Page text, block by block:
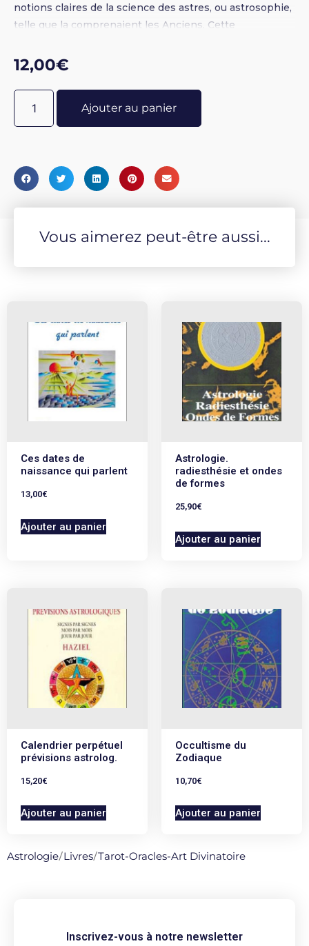
notions claires de la science des astres, ou astrosophie,
telle que la comprenaient les Anciens. Cette
travaux des astrologues contemporains, qui négligent
souvent de rappeler des données élémentaires qu’ils
supposent connues de tous les lecteurs. Voilà pourquoi
Papus écrivit ce court ouvrage incontournable : afin de
permettre aux débutants comme à tous les chercheurs
d’acquérir rapidement les notions nécessaires (ou plus
l’ésotérisme
12,00€
Ajouter au panier
Vous aimerez peut-être aussi...
Ces dates de
naissance qui parlent
13,00€
Ajouter au panier
Astrologie.
radiesthésie et ondes
de formes
25,90€
Ajouter au panier
Calendrier perpétuel
prévisions astrolog.
15,20€
Ajouter au panier
Occultisme du
Zodiaque
10,70€
Ajouter au panier
Astrologie/Livres/Tarot-Oracles-Art Divinatoire
Inscrivez-vous à notre newsletter